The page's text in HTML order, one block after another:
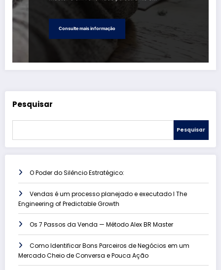
Consulte mais informação
Pesquisar
Pesquisar
O Poder do Silêncio Estratégico:
Vendas é um processo planejado e executado l The
Engineering of Predictable Growth
Os 7 Passos da Venda — Método Alex BR Master
Como Identificar Bons Parceiros de Negócios em um
Mercado Cheio de Conversa e Pouca Ação